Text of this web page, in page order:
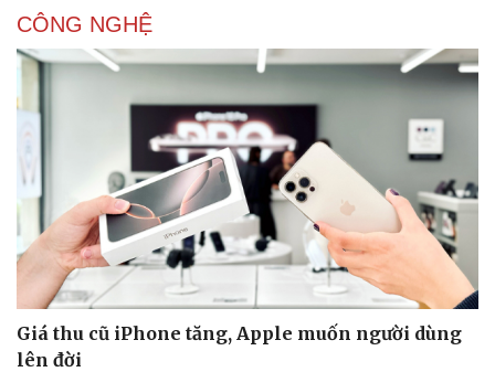
CÔNG NGHỆ
Giá thu cũ iPhone tăng, Apple muốn người dùng
lên đời